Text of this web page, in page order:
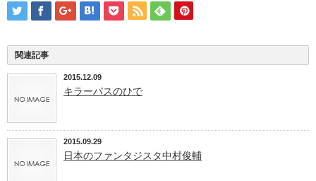
関連記事
2015.12.09
キラーパスのひで
2015.09.29
日本のファンタジスタ中村俊輔